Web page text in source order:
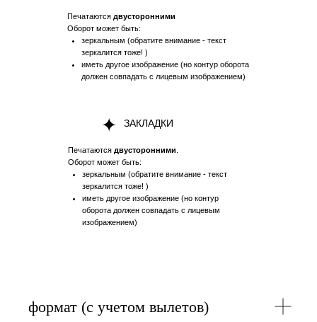
ЗАКЛАДКИ
Печатаются двусторонними
Оборот может быть:
зеркальным (обратите внимание - текст
зеркалится тоже! )
иметь другое изображение (но контур оборота
должен совпадать с лицевым изображением)
Печатаются двусторонними
Оборот может быть:
зеркальным (обратите внимание - текст
зеркалится тоже! )
иметь другое изображение (но контур
оборота должен совпадать с лицевым
изображением)
формат (с учетом вылетов)